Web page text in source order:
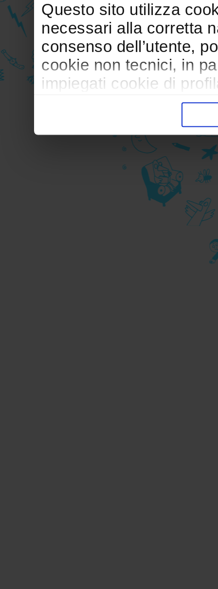
Questo sito utilizza
necessari alla corretta
consenso dell’utente,
cookie non tecnici, in
impiegati cookie di
trasferimento verso
durante la navigazione.
Per maggiori dettagli
durante la
privacy sui cookie, ti
informativa cookie
Chiudendo il banner
senza alcuna
cookie tecnici.